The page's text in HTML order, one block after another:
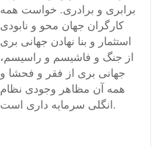
برابری و برادری. خواست همه
کارگران جهان محو و نابودی
استثمار و بنا نهادن جهانی بری
از جنگ و فاشیسم و راسیسم،
جهانی بری از فقر و فحشا و
همه آن مظاهر وجودی نظام
انگلی سرمایه داری است.